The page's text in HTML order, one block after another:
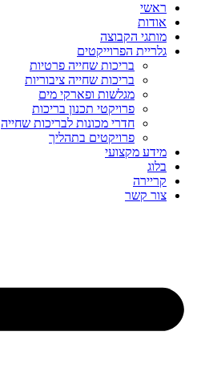
ראשי
אודות
מותגי הקבוצה
גלריית הפרוייקטים
בריכות שחייה פרטיות
בריכות שחייה ציבוריות
מגלשות ופארקי מים
פרויקטי תכנון בריכות
חדרי מכונות לבריכות שחייה
פרויקטים בתהליך
מידע מקצועי
בלוג
קריירה
צור קשר